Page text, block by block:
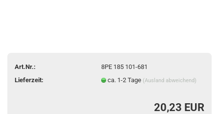
Art.Nr.:
8PE 185 101-681
Lieferzeit:
ca. 1-2 Tage (Ausland abweichend)
20,23 EUR